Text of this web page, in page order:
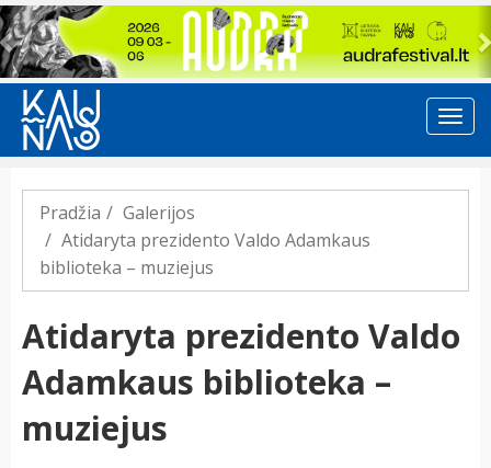
Previous
Pradžia
Galerijos
Atidaryta prezidento Valdo Adamkaus
biblioteka – muziejus
Atidaryta prezidento Valdo
Adamkaus biblioteka –
muziejus